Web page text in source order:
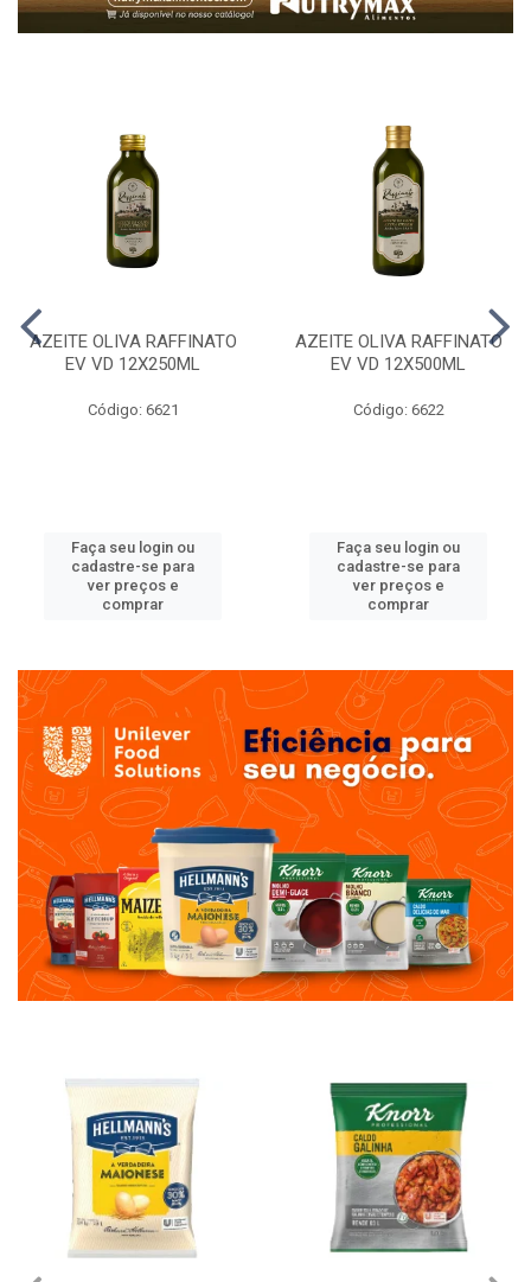
AZEITE OLIVA RAFFINATO
EV VD 12X250ML
Código: 6621
Faça seu login ou
cadastre-se para
ver preços e
comprar
AZEITE OLIVA RAFFINATO
EV VD 12X500ML
Código: 6622
Faça seu login ou
cadastre-se para
ver preços e
comprar